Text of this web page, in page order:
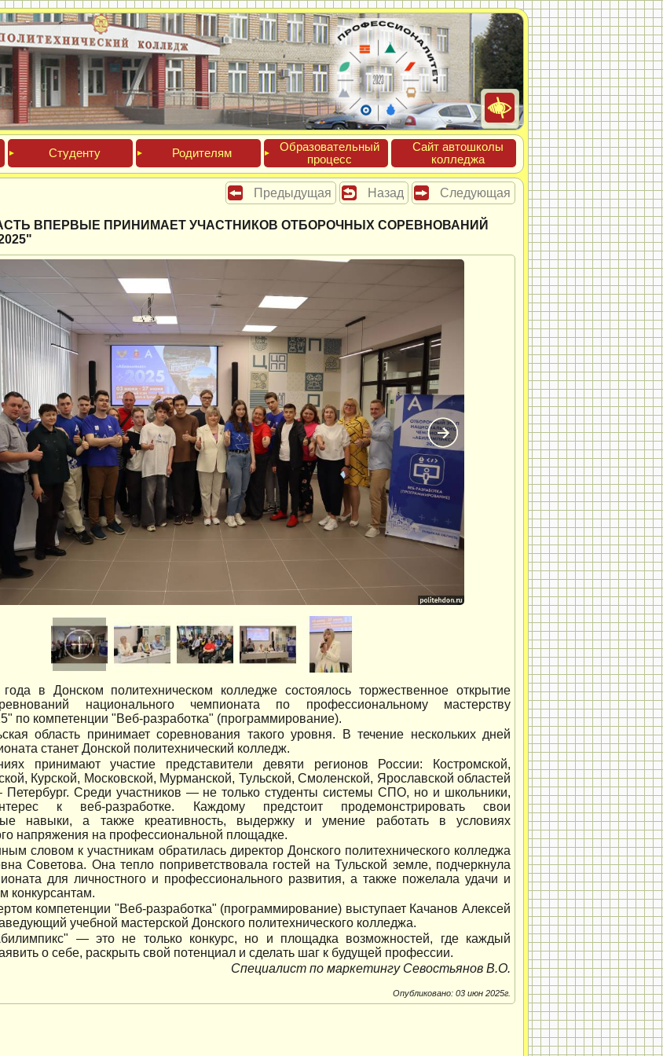
Сту­ден­ту Роди­телям
Обра­зова­тель­ный
про­цесс
Сайт ав­тошко­лы
кол­леджа
Предыдущая Назад Следующая
ВПЕРВЫЕ ПРИНИМАЕТ УЧАСТНИКОВ ОТБОРОЧНЫХ СОРЕВНОВАНИЙ
в Донском политехническом колледже состоялось торжественное открытие
национального чемпионата по профессиональному мастерству
по компетенции "Веб-разработка" (программирование).
область принимает соревнования такого уровня. В течение нескольких дней
станет Донской политехнический колледж.
принимают участие представители девяти регионов России: Костромской,
Курской, Московской, Мурманской, Тульской, Смоленской, Ярославской областей
Петербург. Среди участников — не только студенты системы СПО, но и школьники,
к веб-разработке. Каждому предстоит продемонстрировать свои
навыки, а также креативность, выдержку и умение работать в условиях
напряжения на профессиональной площадке.
словом к участникам обратилась директор Донского политехнического колледжа
Советова. Она тепло поприветствовала гостей на Тульской земле, подчеркнула
для личностного и профессионального развития, а также пожелала удачи и
конкурсантам.
компетенции "Веб-разработка" (программирование) выступает Качанов Алексей
учебной мастерской Донского политехнического колледжа.
— это не только конкурс, но и площадка возможностей, где каждый
о себе, раскрыть свой потенциал и сделать шаг к будущей профессии.
Специалист по маркетингу Севостьянов В.О.
Опубликовано: 03 июн 2025г.